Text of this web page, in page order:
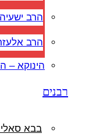
הרב
הרב
הינוקא –
רבנים
בבא